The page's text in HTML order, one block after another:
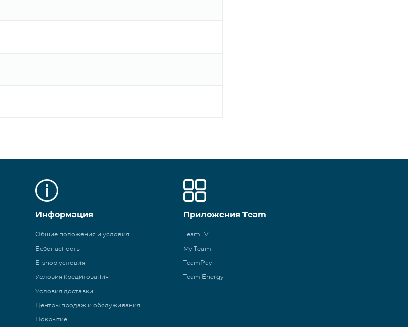
Информация
Общие положения и условия
Безопасность
E-shop условия
Условия кредитования
Условия доставки
Центры продаж и обслуживания
Покрытие
Приложения Team
TeamTV
My Team
TeamPay
Team Energy